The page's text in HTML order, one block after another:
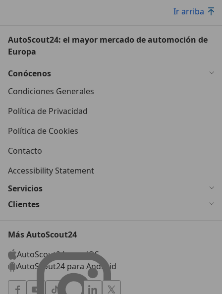
Ir arriba
AutoScout24: el mayor mercado de automoción de
Europa
Conócenos
Condiciones Generales
Política de Privacidad
Política de Cookies
Contacto
Accessibility Statement
Servicios
Clientes
Más AutoScout24
AutoScout24 para iOS
AutoScout24 para Android